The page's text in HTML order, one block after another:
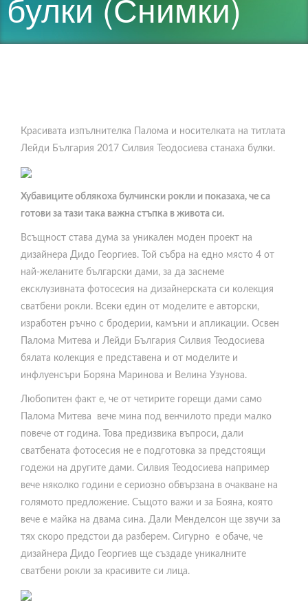
Красивата изпълнителка Палома и носителката на титлата
Лейди България 2017 Силвия Теодосиева станаха булки.
Хубавиците облякоха булчински рокли и показаха, че са
готови за тази така важна стъпка в живота си.
Всъщност става дума за уникален моден проект на
дизайнера Дидо Георгиев. Той събра на едно място 4 от
най-желаните български дами, за да заснеме
ексклузивната фотосесия на дизайнерската си колекция
сватбени рокли. Всеки един от моделите е авторски,
изработен ръчно с бродерии, камъни и апликации. Освен
Палома Митева и Лейди България Силвия Теодосиева
бялата колекция е представена и от моделите и
инфлуенсъри Боряна Маринова и Велина Узунова.
Любопитен факт е, че от четирите горещи дами само
Палома Митева вече мина под венчилото преди малко
повече от година. Това предизвика въпроси, дали
сватбената фотосесия не е подготовка за предстоящи
годежи на другите дами. Силвия Теодосиева например
вече няколко години е сериозно обвързана в очакване на
голямото предложение. Същото важи и за Бояна, която
вече е майка на двама сина. Дали Менделсон ще звучи за
тях скоро предстои да разберем. Сигурно е обаче, че
дизайнера Дидо Георгиев ще създаде уникалните
сватбени рокли за красивите си лица.